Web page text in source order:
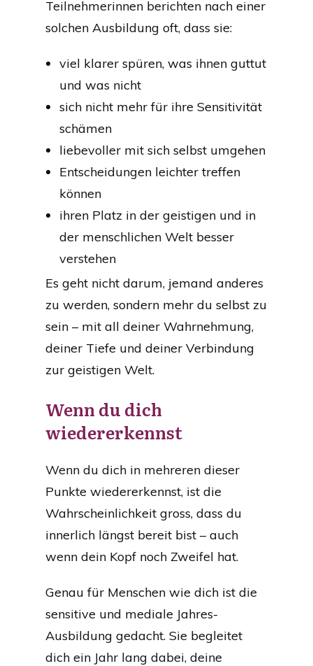
Teilnehmerinnen berichten nach einer
solchen Ausbildung oft, dass sie:
viel klarer spüren, was ihnen guttut
und was nicht
sich nicht mehr für ihre Sensitivität
schämen
liebevoller mit sich selbst umgehen
Entscheidungen leichter treffen
können
ihren Platz in der geistigen und in
der menschlichen Welt besser
verstehen
Es geht nicht darum, jemand anderes
zu werden, sondern mehr du selbst zu
sein – mit all deiner Wahrnehmung,
deiner Tiefe und deiner Verbindung
zur geistigen Welt.
Wenn du dich
wiedererkennst
Wenn du dich in mehreren dieser
Punkte wiedererkennst, ist die
Wahrscheinlichkeit gross, dass du
innerlich längst bereit bist – auch
wenn dein Kopf noch Zweifel hat.
Genau für Menschen wie dich ist die
sensitive und mediale Jahres-
Ausbildung gedacht. Sie begleitet
dich ein Jahr lang dabei, deine